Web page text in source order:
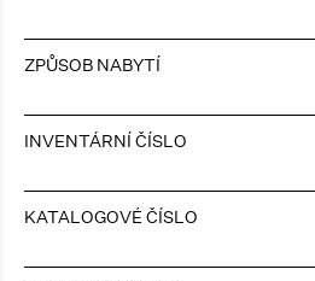
ZPŮSOB NABYTÍ
INVENTÁRNÍ ČÍSLO
KATALOGOVÉ ČÍSLO